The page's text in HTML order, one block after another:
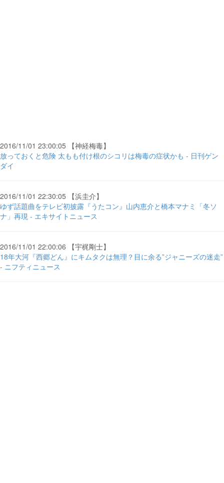
2016/11/01 23:00:05 【神経梅毒】
放っておくと危険 太もも付け根のシコリは梅毒の症状かも - 日刊ゲン
ダイ
2016/11/01 22:30:05 【浜圭介】
ゆず話題曲をテレビ初披露『うたコン』山内恵介と橋本マナミ「冬ソ
ナ」再現 - エキサイトニュース
2016/11/01 22:00:06 【宇梶剛士】
18年大河『西郷どん』にキムタクは無理？目に余る”ジャニーズの迷走”
- ニフティニュース